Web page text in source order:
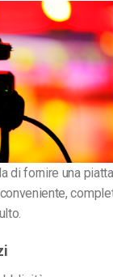
di fornire una